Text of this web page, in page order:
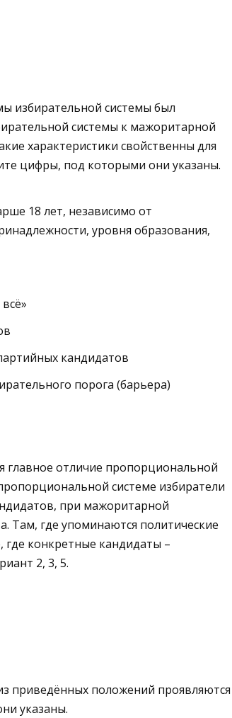
избирательной системы был
системы к мажоритарной
характеристики свойственны для
цифры, под которыми они указаны.
18 лет, независимо от
уровня образования,
кандидатов
порога (барьера)
главное отличие пропорциональной
системе избиратели
при мажоритарной
Там, где упоминаются политические
конкретные кандидаты –
2, 3, 5.
приведённых положений проявляются
указаны.